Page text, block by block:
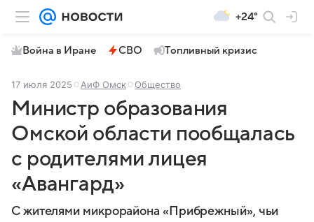
+24°
Война в Иране СВО Топливный кризис
17 июля 2025 АиФ Омск Общество
Министр образования
Омской области пообщалась
с родителями лицея
«Авангард»
С жителями микрорайона «Прибрежный», чьи